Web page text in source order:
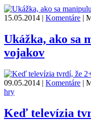
15.05.2014 | Komentáre |
Ukážka, ako sa
vojakov
09.05.2014 | Komentáre |
hry
Keď televízia